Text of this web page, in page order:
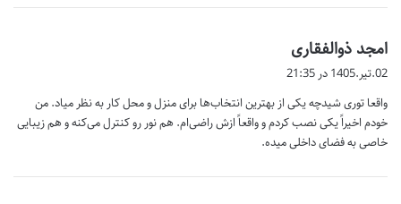
امجد ذوالفقاری
ف
:
02.تیر.1405 در 21:35
واقعا توری شیدچه یکی از بهترین انتخاب‌ها برای منزل و محل کار به نظر میاد. من
خودم اخیراً یکی نصب کردم و واقعاً ازش راضی‌ام. هم نور رو کنترل می‌کنه و هم زیبایی
خاصی به فضای داخلی میده.